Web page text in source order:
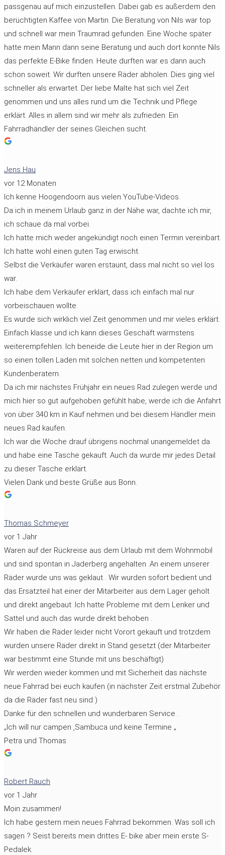
passgenau auf mich einzustellen. Dabei gab es außerdem den
berüchtigten Kaffee von Martin. Die Beratung von Nils war top
und schnell war mein Traumrad gefunden. Eine Woche später
hatte mein Mann dann seine Beratung und auch dort konnte Nils
das perfekte E-Bike finden. Heute durften war es dann auch
schon soweit. Wir durften unsere Räder abholen. Dies ging viel
schneller als erwartet. Der liebe Malte hat sich viel Zeit
genommen und uns alles rund um die Technik und Pflege
erklärt. Alles in allem sind wir mehr als zufrieden. Ein
Fahrradhändler der seines Gleichen sucht.
Jens Hau
vor 12 Monaten
Ich kenne Hoogendoorn aus vielen YouTube-Videos.
Da ich in meinem Urlaub ganz in der Nähe war, dachte ich mir,
ich schaue da mal vorbei.
Ich hatte mich weder angekündigt noch einen Termin vereinbart.
Ich hatte wohl einen guten Tag erwischt.
Selbst die Verkäufer waren erstaunt, dass mal nicht so viel los
war.
Ich habe dem Verkäufer erklärt, dass ich einfach mal nur
vorbeischauen wollte.
Es wurde sich wirklich viel Zeit genommen und mir vieles erklärt.
Einfach klasse und ich kann dieses Geschäft wärmstens
weiterempfehlen. Ich beneide die Leute hier in der Region um
so einen tollen Laden mit solchen netten und kompetenten
Kundenberatern.
Da ich mir nächstes Frühjahr ein neues Rad zulegen werde und
mich hier so gut aufgehoben gefühlt habe, werde ich die Anfahrt
von über 340 km in Kauf nehmen und bei diesem Händler mein
neues Rad kaufen.
Ich war die Woche drauf übrigens nochmal unangemeldet da
und habe eine Tasche gekauft. Auch da wurde mir jedes Detail
zu dieser Tasche erklärt.
Vielen Dank und beste Grüße aus Bonn.
Thomas Schmeyer
vor 1 Jahr
Waren auf der Rückreise aus dem Urlaub mit dem Wohnmobil
und sind spontan in Jaderberg angehalten .An einem unserer
Räder wurde uns was geklaut . Wir wurden sofort bedient und
das Ersatzteil hat einer der Mitarbeiter aus dem Lager geholt
und direkt angebaut .Ich hatte Probleme mit dem Lenker und
Sattel und auch das wurde direkt behoben .
Wir haben die Räder leider nicht Vorort gekauft und trotzdem
wurden unsere Räder direkt in Stand gesetzt (der Mitarbeiter
war bestimmt eine Stunde mit uns beschäftigt)
Wir werden wieder kommen und mit Sicherheit das nächste
neue Fahrrad bei euch kaufen (in nächster Zeit erstmal Zubehör
da die Räder fast neu sind )
Danke für den schnellen und wunderbaren Service .
„Ich will nur campen ,Sambuca und keine Termine „
Petra und Thomas
Robert Rauch
vor 1 Jahr
Moin zusammen!
Ich habe gestern mein neues Fahrrad bekommen. Was soll ich
sagen ? Seist bereits mein drittes E- bike aber mein erste S-
Pedalek.